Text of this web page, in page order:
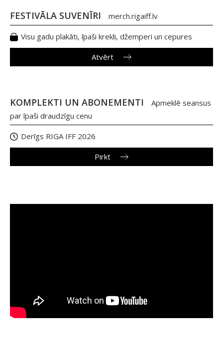
FESTIVĀLA SUVENĪRI merch.rigaiff.lv
Visu gadu plakāti, īpaši krekli, džemperi un cepures
Atvērt
KOMPLEKTI UN ABONEMENTI
Apmeklē seansus
par īpaši draudzīgu cenu
Derīgs RIGA IFF 2026
Pirkt